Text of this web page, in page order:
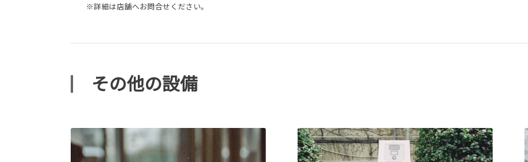
※詳細は店舗へお問合せください。
その他の設備